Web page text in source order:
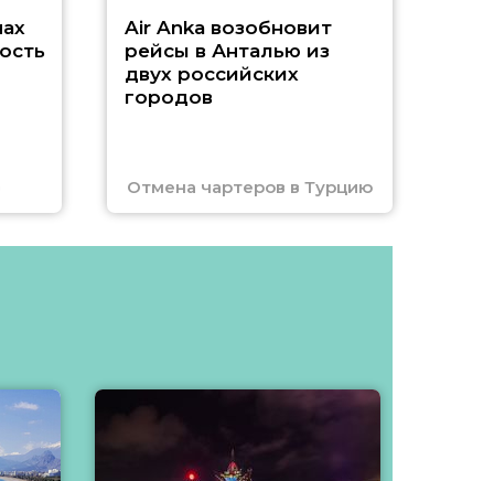
Air Anka возобновит
рейсы в Анталью из
двух российских
городов
Отмена чартеров в Турцию